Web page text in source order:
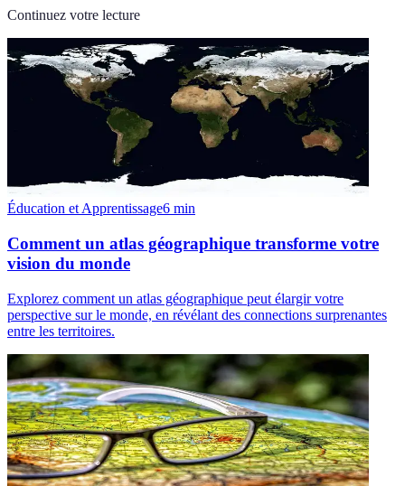
Continuez votre lecture
Éducation et Apprentissage6 min
Comment un atlas géographique transforme votre
vision du monde
Explorez comment un atlas géographique peut élargir votre
perspective sur le monde, en révélant des connections surprenantes
entre les territoires.